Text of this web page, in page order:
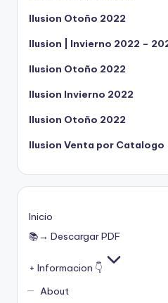
Ilusion Otoño 2022
Ilusion | Invierno 2022 –
Ilusion Otoño 2022
Ilusion Invierno 2022
Ilusion Otoño 2022
Ilusion Venta por Catalogo
Inicio
📚→ Descargar PDF
+ Informacion 👇
About